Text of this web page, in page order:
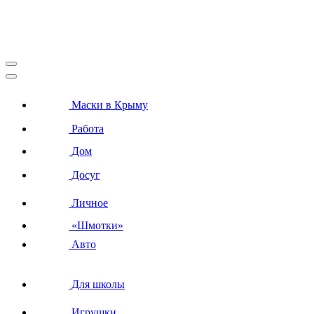
Маски в Крыму
Работа
Дом
Досуг
Личное
«Шмотки»
Авто
Для школы